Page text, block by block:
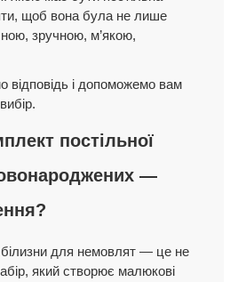
щоб вона була не лише
зручною, м’якою,
відповідь і допоможемо вам
постільної
—
білизни для немовлят — це не
який створює малюкові